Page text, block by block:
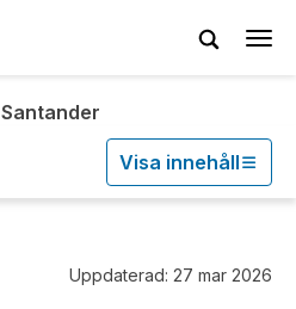
Santander
Visa innehåll
Uppdaterad: 27 mar 2026